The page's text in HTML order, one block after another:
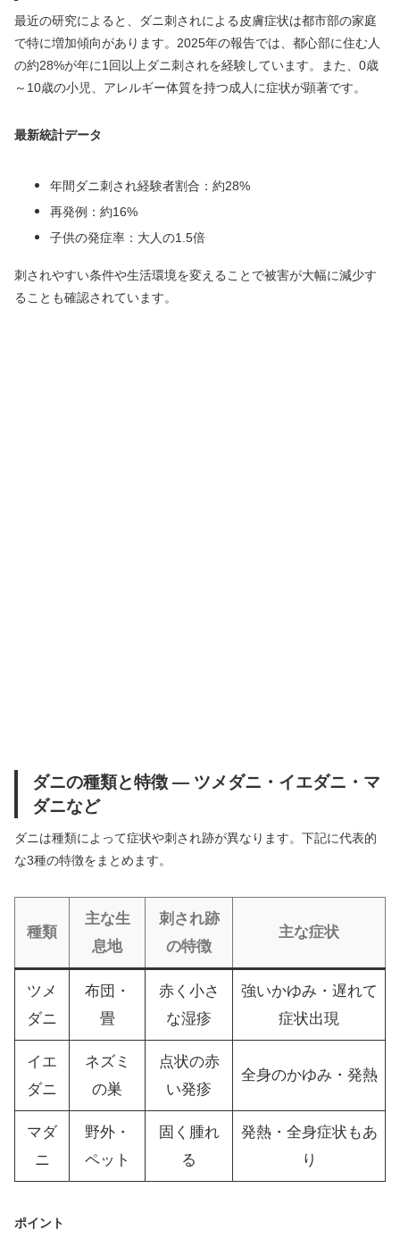
最近の研究によると、ダニ刺されによる皮膚症状は都市部の家庭
で特に増加傾向があります。2025年の報告では、都心部に住む人
の約28%が年に1回以上ダニ刺されを経験しています。また、0歳
～10歳の小児、アレルギー体質を持つ成人に症状が顕著です。
最新統計データ
年間ダニ刺され経験者割合：約28%
再発例：約16%
子供の発症率：大人の1.5倍
刺されやすい条件や生活環境を変えることで被害が大幅に減少す
ることも確認されています。
ダニの種類と特徴 ― ツメダニ・イエダニ・マ
ダニなど
ダニは種類によって症状や刺され跡が異なります。下記に代表的
な3種の特徴をまとめます。
種類
主な生
息地
刺され跡
の特徴
主な症状
ツメ
ダニ
布団・
畳
赤く小さ
な湿疹
強いかゆみ・遅れて
症状出現
イエ
ダニ
ネズミ
の巣
点状の赤
い発疹
全身のかゆみ・発熱
マダ
ニ
野外・
ペット
固く腫れ
る
発熱・全身症状もあ
り
ポイント